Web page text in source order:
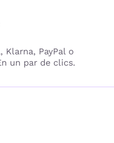
Klarna, PayPal o
un par de clics.